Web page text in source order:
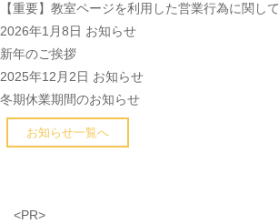
【重要】教室ページを利用した営業行為に関して
2026年1月8日 お知らせ
新年のご挨拶
2025年12月2日 お知らせ
冬期休業期間のお知らせ
お知らせ一覧へ
<PR>